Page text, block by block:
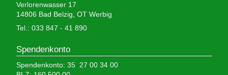
Verlorenwasser 17
14806 Bad Belzig, OT Werbig
Tel.: 033 847 - 41 890
Spendenkonto
Spendenkonto: 35 27 00 34 00